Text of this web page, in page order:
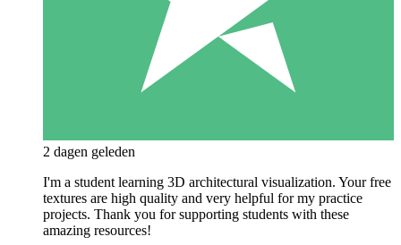
2 dagen geleden
I'm a student learning 3D architectural visualization. Your free
textures are high quality and very helpful for my practice
projects. Thank you for supporting students with these
amazing resources!